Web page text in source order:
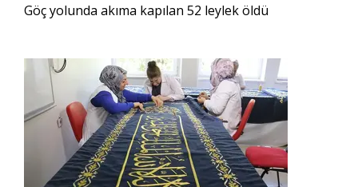
Göç yolunda akıma kapılan 52 leylek öldü